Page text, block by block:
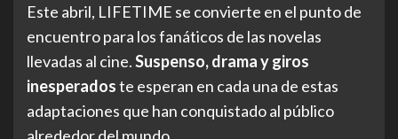
Este abril, LIFETIME se convierte en el punto de
encuentro para los fanáticos de las novelas
llevadas al cine.Suspenso, drama y giros
inesperadoste esperan en cada una de estas
adaptaciones que han conquistado al público